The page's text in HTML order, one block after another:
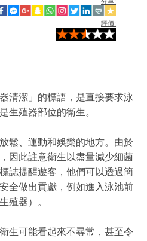
評價:
清潔」的標語，是直接要求泳
生殖器部位的衛生。
鬆、運動和娛樂的地方。由於
因此註意衛生以盡量減少細菌
誌提醒遊客，他們可以透過簡
全做出貢獻，例如進入泳池前
殖器）。
生可能看起來不尋常，甚至令